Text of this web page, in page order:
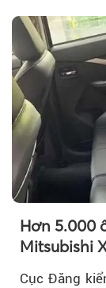
Hơn 5.000
Mitsubishi
Cục Đăng